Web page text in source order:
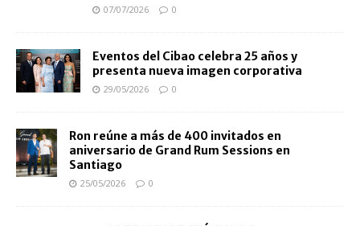
07/07/2026 0
Eventos del Cibao celebra 25 años y
presenta nueva imagen corporativa
29/05/2026 0
Ron reúne a más de 400 invitados en
aniversario de Grand Rum Sessions en
Santiago
25/05/2026 0